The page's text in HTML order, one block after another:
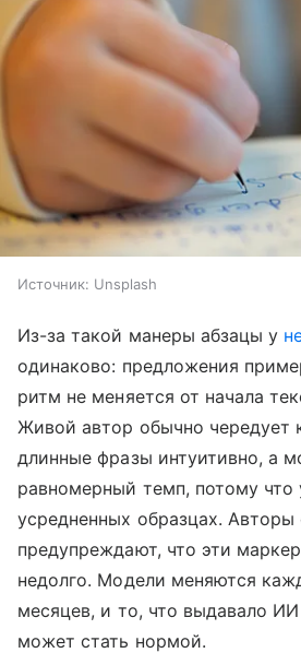
Источник: Unsplash
Из-за такой манеры абзацы у
одинаково: предложения
ритм не меняется от начала
Живой автор обычно чередует
длинные фразы интуитивно, а
равномерный темп, потому что
усредненных образцах. Авторы
предупреждают, что эти
недолго. Модели меняются
месяцев, и то, что выдавало ИИ
может стать нормой.